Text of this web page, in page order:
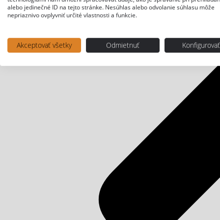
alebo jedinečné ID na tejto stránke. Nesúhlas alebo odvolanie súhlasu môže
nepriaznivo ovplyvniť určité vlastnosti a funkcie.
Akceptovať všetky Odmietnuť Konfigurovať